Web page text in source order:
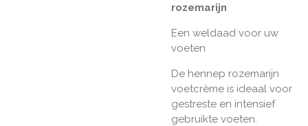
rozemarijn
Een weldaad voor uw
voeten
De hennep rozemarijn
voetcrème is ideaal voor
gestreste en intensief
gebruikte voeten.